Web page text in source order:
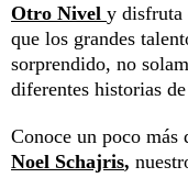
Otro Nivel y disfruta
que los grandes
sorprendido, no
diferentes historias
Conoce un poco más
Noel Schajris,